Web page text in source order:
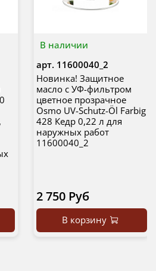
В наличии
арт. 11600040_2
Новинка! Защитное
масло с УФ-фильтром
цветное прозрачное
Osmo UV-Schutz-Öl Farbig
428 Кедр 0,22 л для
наружных работ
11600040_2
2 750 Руб
В корзину